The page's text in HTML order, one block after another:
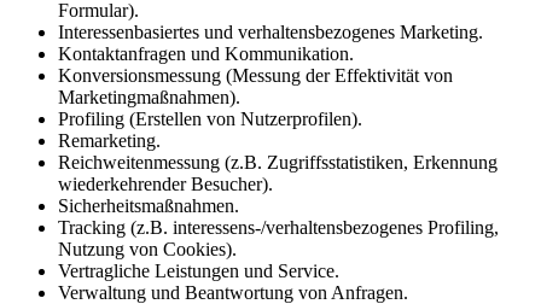
Formular).
Interessenbasiertes und verhaltensbezogenes Marketing.
Kontaktanfragen und Kommunikation.
Konversionsmessung (Messung der Effektivität von
Marketingmaßnahmen).
Profiling (Erstellen von Nutzerprofilen).
Remarketing.
Reichweitenmessung (z.B. Zugriffsstatistiken, Erkennung
wiederkehrender Besucher).
Sicherheitsmaßnahmen.
Tracking (z.B. interessens-/verhaltensbezogenes Profiling,
Nutzung von Cookies).
Vertragliche Leistungen und Service.
Verwaltung und Beantwortung von Anfragen.